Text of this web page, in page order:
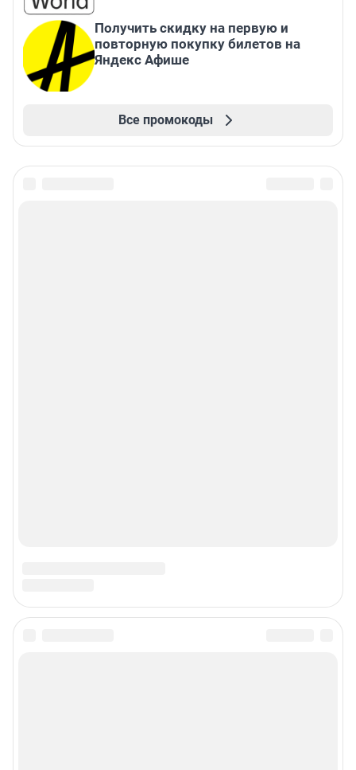
Получить скидку на первую и
повторную покупку билетов на
Яндекс Афише
Все промокоды